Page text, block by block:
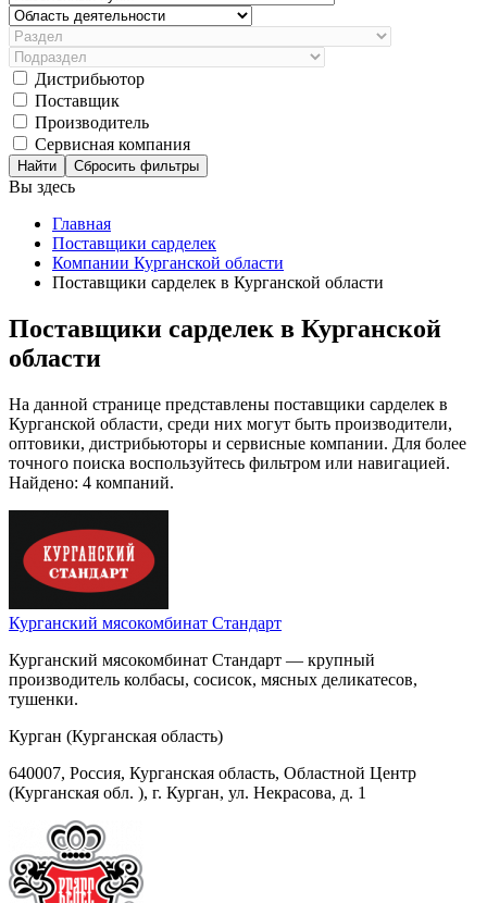
Дистрибьютор
Поставщик
Производитель
Сервисная компания
Сбросить фильтры
Вы здесь
Главная
Поставщики сарделек
Компании Курганской области
Поставщики сарделек в Курганской области
Поставщики сарделек в Курганской
области
На данной странице представлены поставщики сарделек в
Курганской области, среди них могут быть производители,
оптовики, дистрибьюторы и сервисные компании. Для более
точного поиска воспользуйтесь фильтром или навигацией.
Найдено: 4 компаний.
Курганский мясокомбинат Стандарт
Курганский мясокомбинат Стандарт — крупный
производитель колбасы, сосисок, мясных деликатесов,
тушенки.
Курган (Курганская область)
640007, Россия, Курганская область, Областной Центр
(Курганская обл. ), г. Курган, ул. Некрасова, д. 1